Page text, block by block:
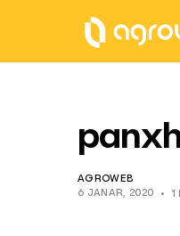
AGROWEB
6 JANAR, 2020
1